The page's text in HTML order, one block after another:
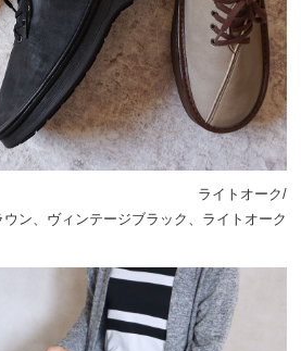
ライトオーク/
ン、ヴィンテージブラック、ライトオーク